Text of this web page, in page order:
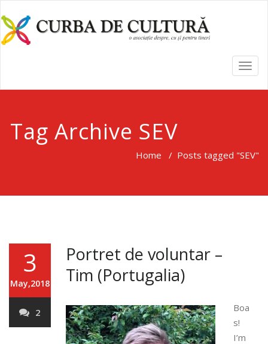
Tag Archive SEV
Home / Posts tagged "SEV"
3
May,2018
2
Portret de voluntar –
Tim (Portugalia)
Boa
s!
I’m